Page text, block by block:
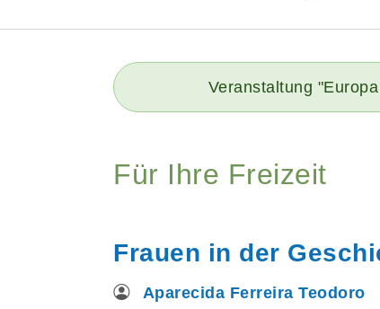
Veranstaltung
Für Ihre Freizeit
Frauen in der
Aparecida Ferreira Teodoro